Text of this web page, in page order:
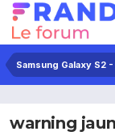
Samsung Galaxy S2
warning